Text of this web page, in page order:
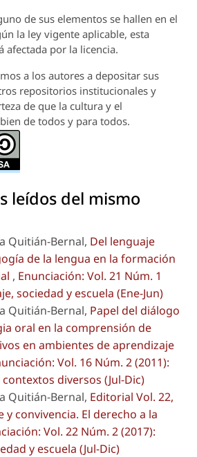
de sus elementos se hallen en el
la ley vigente aplicable, esta
afectada por la licencia.
a los autores a depositar sus
repositorios institucionales y
de que la cultura y el
de todos y para todos.
leídos del mismo
Quitián-Bernal, Del lenguaje
de la lengua en la formación
, Enunciación: Vol. 21 Núm. 1
sociedad y escuela (Ene-Jun)
Quitián-Bernal, Papel del diálogo
oral en la comprensión de
en ambientes de aprendizaje
Vol. 16 Núm. 2 (2011):
diversos (Jul-Dic)
Quitián-Bernal, Editorial Vol. 22,
y convivencia. El derecho a la
Vol. 22 Núm. 2 (2017):
y escuela (Jul-Dic)